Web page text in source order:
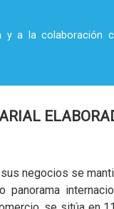
y a la colaboración
negocios se